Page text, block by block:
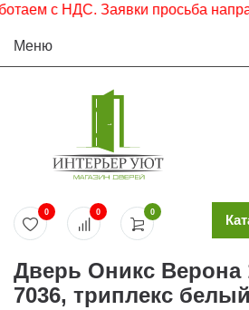
с НДС. Заявки просьба
Меню
0
0 0
Дверь Оникс Верона
7036, триплекс белый